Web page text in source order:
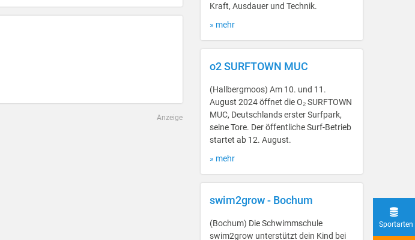
Anzeige
Kraft, Ausdauer und Technik.
» mehr
o2 SURFTOWN MUC
(Hallbergmoos) Am 10. und 11.
August 2024 öffnet die O₂ SURFTOWN
MUC, Deutschlands erster Surfpark,
seine Tore. Der öffentliche Surf-Betrieb
startet ab 12. August.
» mehr
swim2grow - Bochum
(Bochum) Die Schwimmschule
swim2grow unterstützt dein Kind bei
Sportarten